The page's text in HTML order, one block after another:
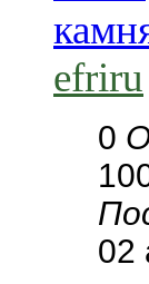
efriru
0
02